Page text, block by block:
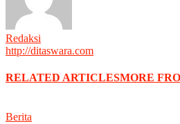
Redaksi
http://ditaswara.com
RELATED ARTICLESMORE
Berita